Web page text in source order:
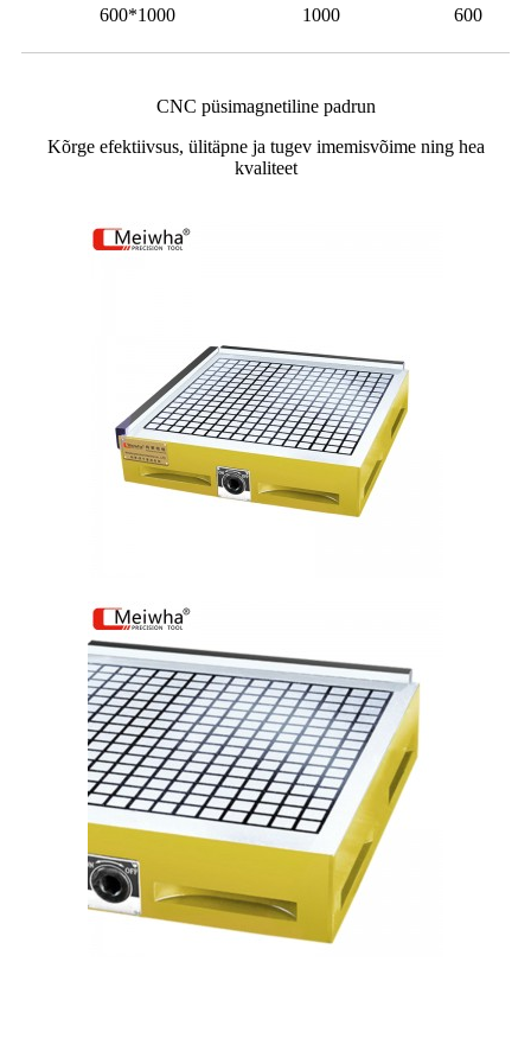
600*1000
1000 600
CNC püsimagnetiline padrun
Kõrge efektiivsus, ülitäpne ja tugev imemisvõime ning hea
kvaliteet